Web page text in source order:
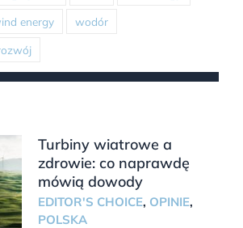
energy wodór
Turbiny wiatrowe a
zdrowie: co naprawdę
mówią dowody
EDITOR'S CHOICE, OPINIE,
POLSKA